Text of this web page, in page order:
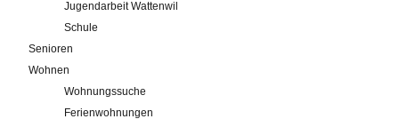
Jugendarbeit Wattenwil
Schule
Senioren
Wohnen
Wohnungssuche
Ferienwohnungen